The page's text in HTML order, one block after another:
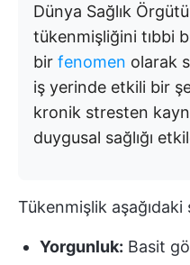
Dünya Sağlık
tükenmişliğini tıbbi
bir fenomen olarak
iş yerinde etkili bir
kronik stresten
duygusal sağlığı
Tükenmişlik
Yorgunluk: Basit